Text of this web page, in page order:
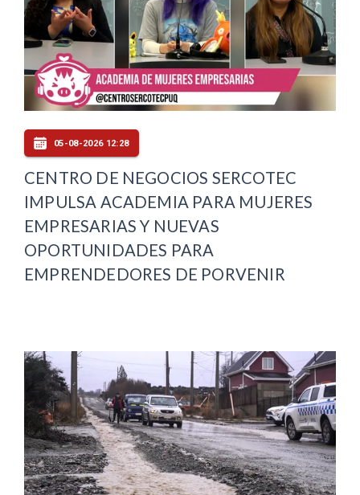
05-08-2026 12:28
CENTRO DE NEGOCIOS SERCOTEC
IMPULSA ACADEMIA PARA MUJERES
EMPRESARIAS Y NUEVAS
OPORTUNIDADES PARA
EMPRENDEDORES DE PORVENIR